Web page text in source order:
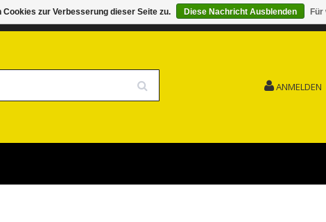
15.08. GESCHLOSSEN FEIERTAG
ANMELDEN
zur Verbesserung dieser Seite zu. Diese Nachricht Ausblenden